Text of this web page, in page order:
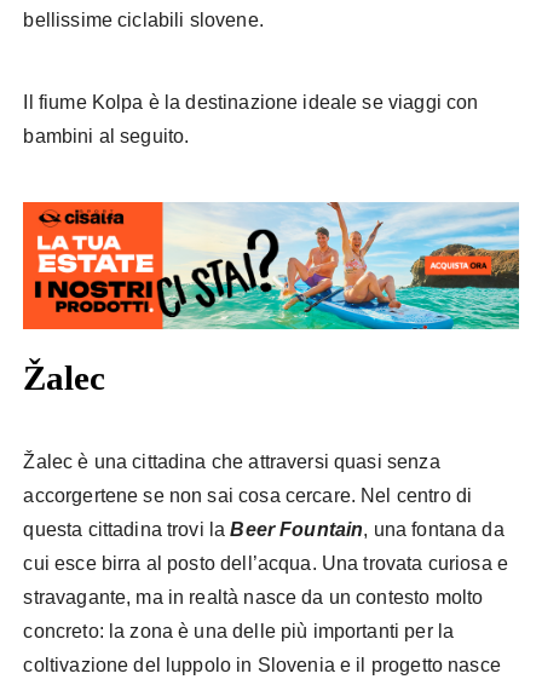
bellissime ciclabili slovene.
Il fiume Kolpa è la destinazione ideale se viaggi con
bambini al seguito.
Žalec
Žalec è una cittadina che attraversi quasi senza
accorgertene se non sai cosa cercare. Nel centro di
questa cittadina trovi laBeer Fountain, una fontana da
cui esce birra al posto dell’acqua. Una trovata curiosa e
stravagante, ma in realtà nasce da un contesto molto
concreto: la zona è una delle più importanti per la
coltivazione del luppolo in Slovenia e il progetto nasce